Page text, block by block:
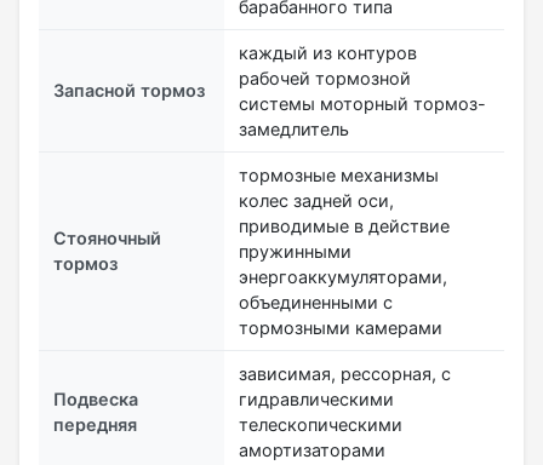
барабанного типа
Запасной тормоз
каждый из контуров
рабочей тормозной
системы моторный тормоз-
замедлитель
Стояночный
тормоз
тормозные механизмы
колес задней оси,
приводимые в действие
пружинными
энергоаккумуляторами,
объединенными с
тормозными камерами
Подвеска
передняя
зависимая, рессорная, с
гидравлическими
телескопическими
амортизаторами